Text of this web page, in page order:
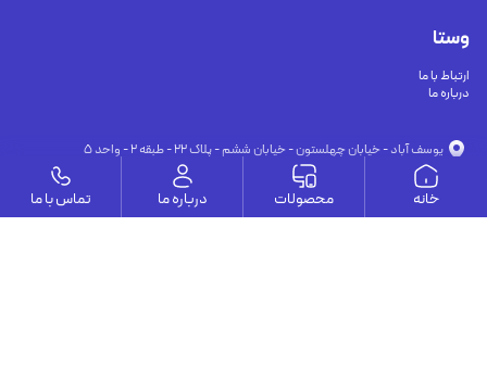
وستا
ارتباط با ما
درباره ما
يوسف آباد - خيابان چهلستون - خيابان ششم - پلاك ٢٢ - طبقه ٢ - واحد ٥
info@vesta-com.com
09126394251
09191302116
خانه محصولات درباره ما تماس با ما